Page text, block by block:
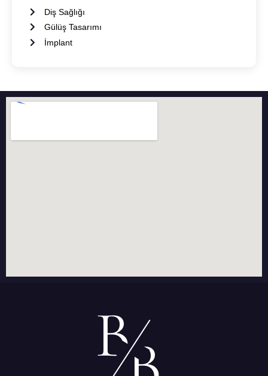
Diş Sağlığı
Gülüş Tasarımı
İmplant